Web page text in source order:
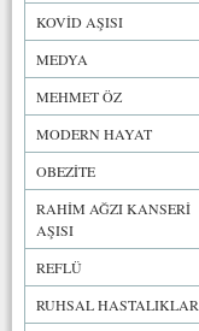
KOVİD AŞISI
MEDYA
MEHMET ÖZ
MODERN HAYAT
OBEZİTE
RAHİM AĞZI KANSERİ
AŞISI
REFLÜ
RUHSAL HASTALIKLAR